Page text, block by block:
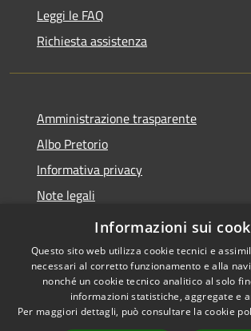
Leggi le FAQ
Richiesta assistenza
Amministrazione trasparente
Albo Pretorio
Informativa privacy
Note legali
Dichiarazione di accessibilità
Accessibilità
Copyright
Informazioni sui
Questo sito web utilizza cookie tecnici e
necessari al corretto funzionamento e alla
nonché un cookie tecnico analitico al solo
informazioni statistiche, aggregate e
Per maggiori dettagli, può consultare la cookie